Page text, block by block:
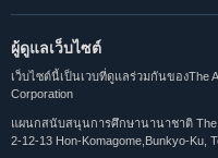
ผู้ดูแลเว็บไซต์
เว็บไซต์นี้เป็นเวบที่ดูแลร่วมกันของThe
Corporation
แผนกสนับสนุนการศึกษานานาชาติ The
2-12-13 Hon-Komagome,Bunkyo-Ku,